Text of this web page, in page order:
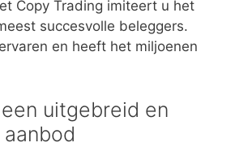
Copy Trading imiteert u het
succesvolle beleggers.
en heeft het miljoenen
uitgebreid en